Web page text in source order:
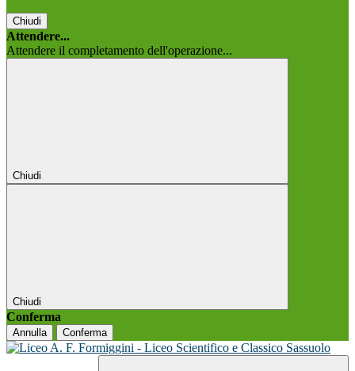
Chiudi
Attendere...
Attendere il completamento dell'operazione...
Chiudi
Chiudi
Conferma
Annulla Conferma